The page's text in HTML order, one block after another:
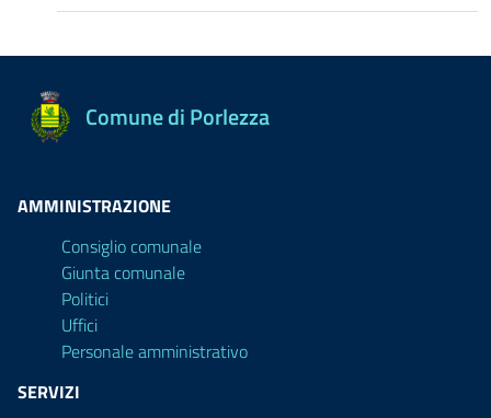
Comune di Porlezza
AMMINISTRAZIONE
Consiglio comunale
Giunta comunale
Politici
Uffici
Personale amministrativo
SERVIZI